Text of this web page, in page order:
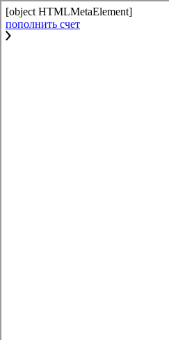
[object HTMLMetaElement]
пополнить счет